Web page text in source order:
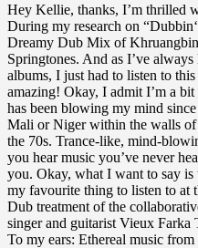
Hey Kellie, thanks, I’m thrilled
During my research on
Dreamy Dub Mix of
Springtones. And as I’ve
albums, I just had to listen to
amazing! Okay, I admit I’m a
has been blowing my mind
Mali or Niger within the walls of
the 70s. Trance-like, mind-
you hear music you’ve never
you. Okay, what I want to say
my favourite thing to listen to at
Dub treatment of the
singer and guitarist Vieux
To my ears: Ethereal music